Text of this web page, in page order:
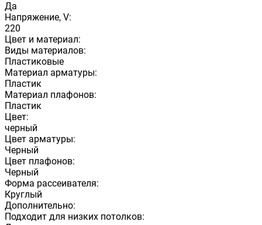
Да
Напряжение, V:
220
Цвет и материал:
Виды материалов:
Пластиковые
Материал арматуры:
Пластик
Материал плафонов:
Пластик
Цвет:
черный
Цвет арматуры:
Черный
Цвет плафонов:
Черный
Форма рассеивателя:
Круглый
Дополнительно:
Подходит для низких потолков: